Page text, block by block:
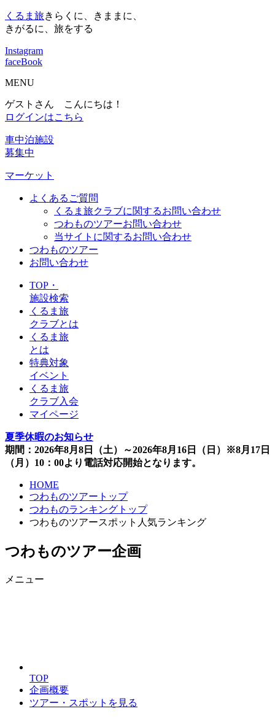
くるま旅きらくに、きままに、
きがるに、旅をする
Instagram
faceBook
MENU
ゲストさん こんにちは！
ログインはこちら
車中泊施設
募集中
マーケット
よくあるご質問
くるま旅クラブに関するお問い合わせ
つわものツアーお問い合わせ
当サイトに関するお問い合わせ
つわものツアー
お問い合わせ
TOP・
施設検索
くるま旅
クラブとは
くるま旅
とは
特典対象
イベント
くるま旅
クラブ入会
マイページ
夏季休暇のお知らせ
期間：2026年8月8日（土）～2026年8月16日（日）※8月17日
（月）10：00より電話対応開始となります。
HOME
つわものツアートップ
つわものランキングトップ
つわものツアースポット人気ランキング
つわものツアー企画
メニュー
TOP
企画概要
ツアー・スポットを見る